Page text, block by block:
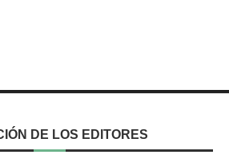
DE LOS EDITORES